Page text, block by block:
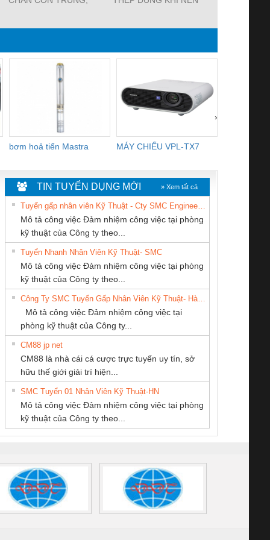
KHO LẠNH, rèm nhựa
dụng cụ xiết đai thép
bơm hoả tiển Mastra MÁY CHIẾU VPL-TX7
›
Le An Toàn
Contact
– PSR-
SCP-
FSP/2X1/1X2
sát chuỗi
tấm pin
16I+
(2502520000)
Bộ giám sát chuỗi
tấm pin
TRANSCLINIC 16I+
1K5 L (2433950000)
Bộ giám sát dòng
TRANSCLINIC 16I+
(2008130000)
điện TRANSCLINIC
BKE 1K5.4
(7791400879)2. Giá
Nẹp nhôm chống
trơn Đà Nẵng
Công ty TNHH
Thương Mại SX Ba
Miền
Tan Dong Cang
company LTD
CONG TY TNHH
THANH
CÔNG TY CỔ
PHẦN TỰ ĐỘNG
TIẾN HƯNG
KINH DOANH
DỊCH VỤ XNK
PHƯƠNG NAM
KỸ THUẬT KTECH
TIN TUYỂN DỤNG MỚI » Xem tất cả
Mô tả công việc Đảm nhiệm công việc tại phòng
kỹ thuật của Công ty theo...
Tuyển Nhanh Nhân Viên Kỹ Thuật- SMC
Mô tả công việc Đảm nhiệm công việc tại phòng
kỹ thuật của Công ty theo...
Mô tả công việc Đảm nhiệm công việc tại
phòng kỹ thuật của Công ty...
CM88 jp net
CM88 là nhà cái cá cược trực tuyến uy tín, sở
hữu thế giới giải trí hiện...
SMC Tuyển 01 Nhân Viên Kỹ Thuật-HN
Mô tả công việc Đảm nhiệm công việc tại phòng
kỹ thuật của Công ty theo...